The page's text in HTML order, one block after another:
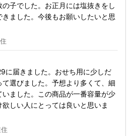
子でした。お正月には塩抜きをし
ました。今後もお願いしたいと思
に届きました。おせち用に少しだ
選びました。予想より多くて、細
ました。この商品が一番容量が少
しい人にとっては良いと思いま